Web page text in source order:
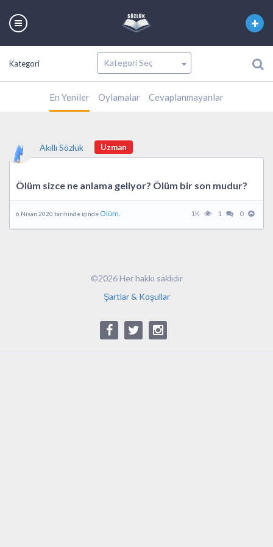
Kategori
En Yeniler Oylamalar Cevaplanmayanlar
Akıllı Sözlük Uzman
Ölüm sizce ne anlama geliyor? Ölüm bir son mudur?
6 Nisan 2020 tarihinde içinde Ölüm. 1K 1 0
©2026 Her hakkı saklıdır
Şartlar & Koşullar